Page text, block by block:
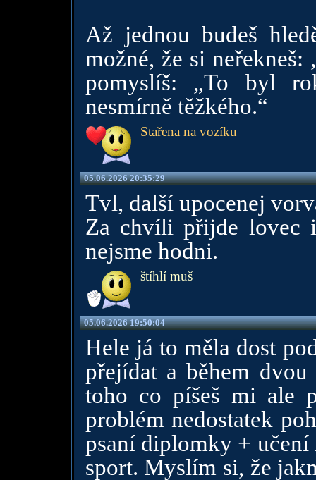
Až jednou budeš
možné, že si neřekneš:
pomyslíš: „To byl
nesmírně těžkého.“
Stařena na vozíku
05.06.2026 20:35:29
Tvl, další upocenej
Za chvíli přijde lovec
nejsme hodni.
štíhlí muš
05.06.2026 19:50:04
Hele já to měla dost
přejídat a během
toho co píšeš mi ale
problém nedostatek
psaní diplomky + učení
sport. Myslím si, že